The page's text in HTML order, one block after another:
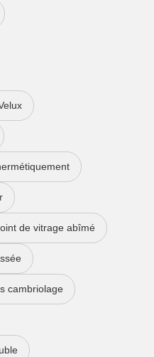
de vitrage abîmé
cambriolage